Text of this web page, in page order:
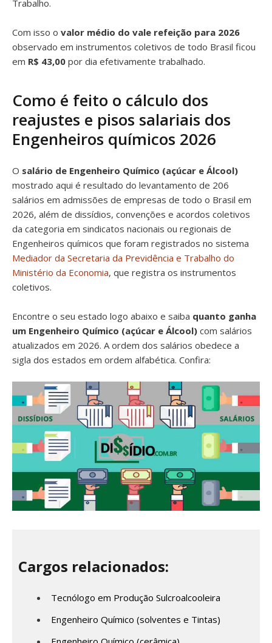
Trabalho.
Com isso o valor médio do vale refeição para 2026
observado em instrumentos coletivos de todo Brasil ficou
em R$ 43,00 por dia efetivamente trabalhado.
Como é feito o cálculo dos
reajustes e pisos salariais dos
Engenheiros químicos 2026
O salário de Engenheiro Químico (açúcar e Álcool)
mostrado aqui é resultado do levantamento de 206
salários em admissões de empresas de todo o Brasil em
2026, além de dissídios, convenções e acordos coletivos
da categoria em sindicatos nacionais ou regionais de
Engenheiros químicos que foram registrados no sistema
Mediador da Secretaria da Previdência e Trabalho do
Ministério da Economia, que registra os instrumentos
coletivos.
Encontre o seu estado logo abaixo e saiba quanto ganha
um Engenheiro Químico (açúcar e Álcool) com salários
atualizados em 2026. A ordem dos salários obedece a
sigla dos estados em ordem alfabética. Confira:
Cargos relacionados:
Tecnólogo em Produção Sulcroalcooleira
Engenheiro Químico (solventes e Tintas)